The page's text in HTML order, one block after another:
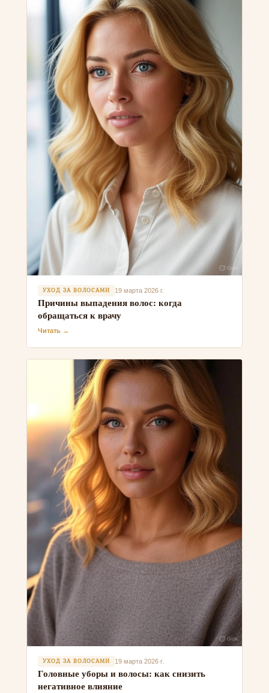
УХОД ЗА ВОЛОСАМИ 19 марта 2026 г.
Причины выпадения волос: когда
обращаться к врачу
Читать →
УХОД ЗА ВОЛОСАМИ 19 марта 2026 г.
Головные уборы и волосы: как снизить
негативное влияние